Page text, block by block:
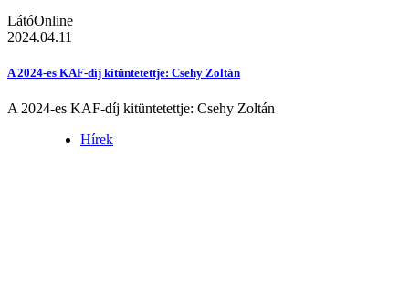
LátóOnline
2024.04.11
A 2024-es KAF-díj kitüntetettje: Csehy Zoltán
A 2024-es KAF-díj kitüntetettje: Csehy Zoltán
Hírek